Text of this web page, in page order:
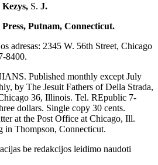
S. J.
Putnam, Connecticut.
adresas: 2345 W. 56th Street, Chicago
8400.
Published monthly except July
by The Jesuit Fathers of Della Strada,
36, Illinois. Tel. REpublic 7-
dollars. Single copy 30 cents.
at the Post Office at Chicago, Ill.
Thompson, Connecticut.
be redakcijos leidimo naudoti